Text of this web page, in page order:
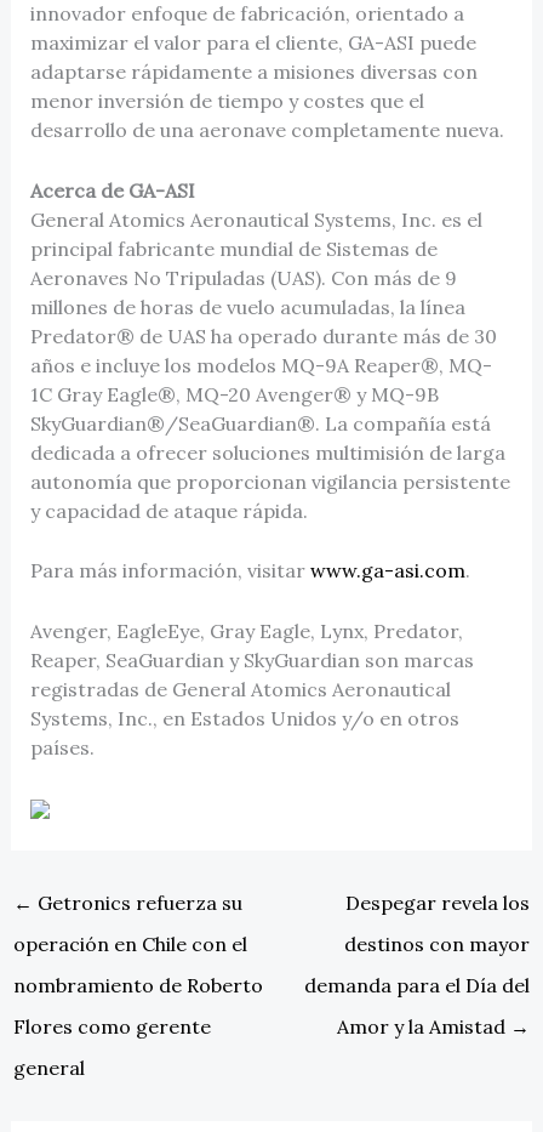
innovador enfoque de fabricación, orientado a
maximizar el valor para el cliente, GA-ASI puede
adaptarse rápidamente a misiones diversas con
menor inversión de tiempo y costes que el
desarrollo de una aeronave completamente nueva.
Acerca de GA-ASI
General Atomics Aeronautical Systems, Inc. es el
principal fabricante mundial de Sistemas de
Aeronaves No Tripuladas (UAS). Con más de 9
millones de horas de vuelo acumuladas, la línea
Predator® de UAS ha operado durante más de 30
años e incluye los modelos MQ-9A Reaper®, MQ-
1C Gray Eagle®, MQ-20 Avenger® y MQ-9B
SkyGuardian®/SeaGuardian®. La compañía está
dedicada a ofrecer soluciones multimisión de larga
autonomía que proporcionan vigilancia persistente
y capacidad de ataque rápida.
Para más información, visitar www.ga-asi.com.
Avenger, EagleEye, Gray Eagle, Lynx, Predator,
Reaper, SeaGuardian y SkyGuardian son marcas
registradas de General Atomics Aeronautical
Systems, Inc., en Estados Unidos y/o en otros
países.
← Getronics refuerza su
operación en Chile con el
nombramiento de Roberto
Flores como gerente
general
Despegar revela los
destinos con mayor
demanda para el Día del
Amor y la Amistad →